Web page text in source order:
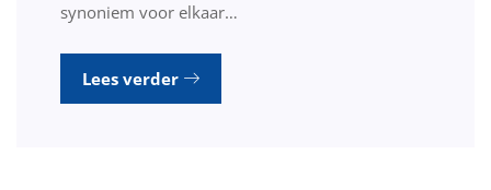
synoniem voor elkaar…
Lees verder